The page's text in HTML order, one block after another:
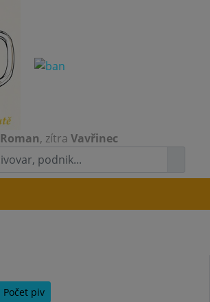
Roman, zítra Vavřinec
Počet piv